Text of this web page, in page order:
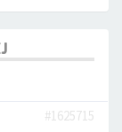
#1625715